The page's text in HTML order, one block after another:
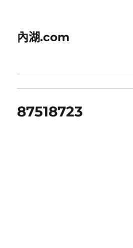
內湖.com
87518723